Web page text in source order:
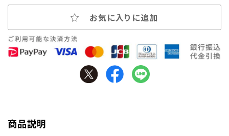
お気に入りに追加
商品説明